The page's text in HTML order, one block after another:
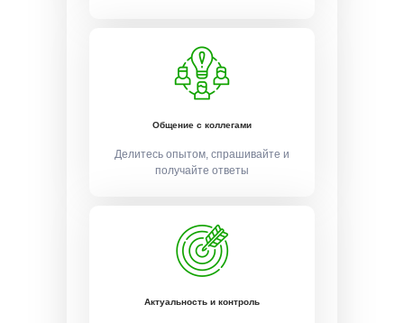
Общение с коллегами
Делитесь опытом, спрашивайте и
получайте ответы
Актуальность и контроль